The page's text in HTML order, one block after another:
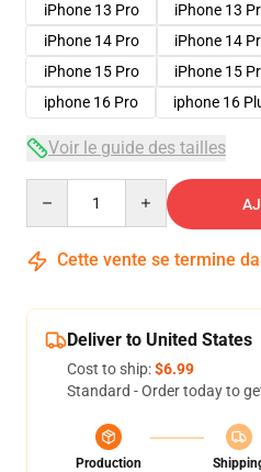
iPhone 13 Pro
iPhone 13
iPhone 14 Pro
iPhone 14
iPhone 15 Pro
iPhone 15
iphone 16 Pro
iphone 16
Voir le guide des tailles
Cette vente se termine
Deliver to United States
Cost to ship:$6.99
Standard - Order today to
Production